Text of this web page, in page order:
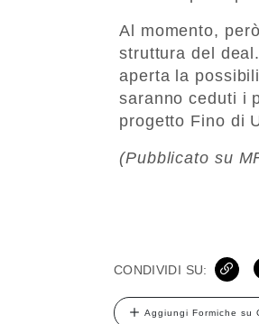
Al momento,
struttura del
aperta la
saranno ceduti i
progetto Fino di
(Pubblicato su
CONDIVIDI SU:
Aggiungi Formiche su